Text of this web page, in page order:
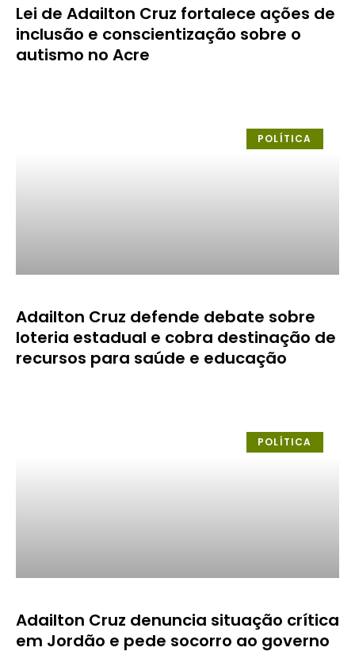
Lei de Adailton Cruz fortalece ações de
inclusão e conscientização sobre o
autismo no Acre
POLÍTICA
Adailton Cruz defende debate sobre
loteria estadual e cobra destinação de
recursos para saúde e educação
POLÍTICA
Adailton Cruz denuncia situação crítica
em Jordão e pede socorro ao governo